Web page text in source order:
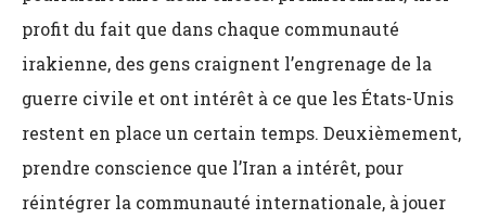
profit du fait que dans chaque communauté
irakienne, des gens craignent l’engrenage de la
guerre civile et ont intérêt à ce que les États-Unis
restent en place un certain temps. Deuxièmement,
prendre conscience que l’Iran a intérêt, pour
réintégrer la communauté internationale, à jouer